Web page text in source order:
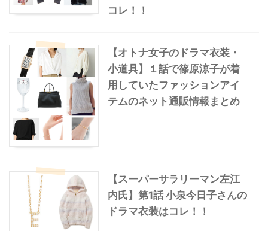
コレ！！
【オトナ女子のドラマ衣装・
小道具】１話で篠原涼子が着
用していたファッションアイ
テムのネット通販情報まとめ
【スーパーサラリーマン左江
内氏】第1話 小泉今日子さんの
ドラマ衣装はコレ！！